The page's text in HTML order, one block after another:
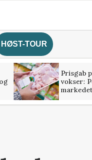
HØST-TOUR
Prisgab
vokser:
markedet